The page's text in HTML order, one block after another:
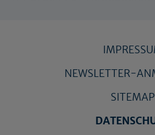
NEWSLETTER-
SITEMAP